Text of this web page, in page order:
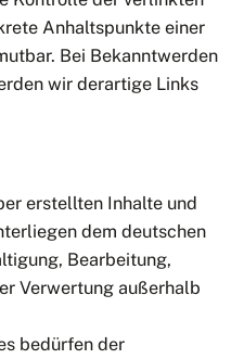
Anhaltspunkte einer
Bei Bekanntwerden
wir derartige Links
erstellten Inhalte und
dem deutschen
Bearbeitung,
Verwertung außerhalb
bedürfen der